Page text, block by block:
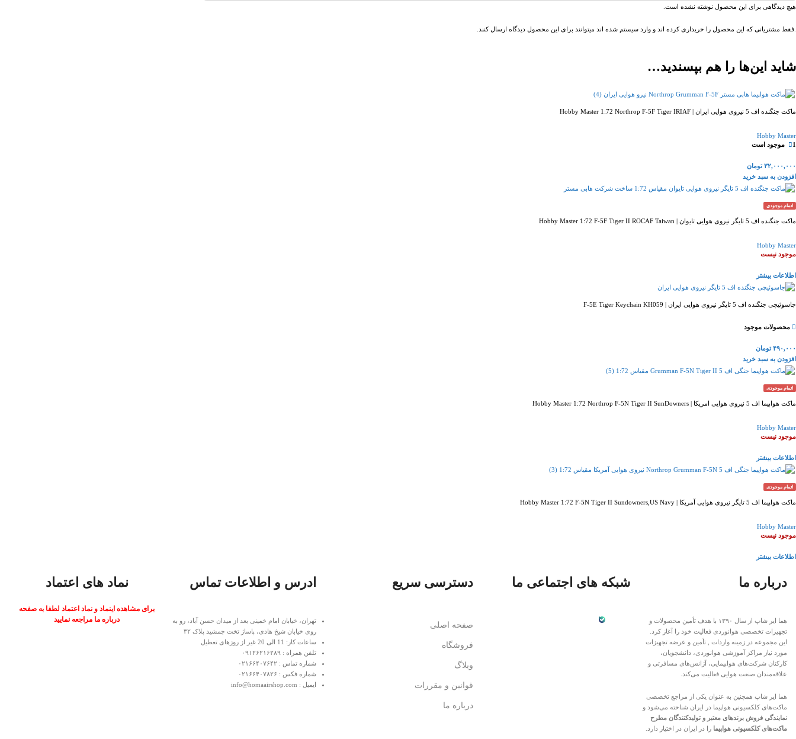
هیچ دیدگاهی برای این محصول نوشته نشده است.
.فقط مشتریانی که این محصول را خریداری کرده اند و وارد سیستم شده اند میتوانند برای این محصول دیدگاه ارسال کنند.
شاید این‌ها را هم بپسندید…
ماکت جنگنده اف 5 نیروی هوایی ایران | Hobby Master 1:72 Northrop F-5F Tiger IRIAF
Hobby Master
1 موجود است
۳۲,۰۰۰,۰۰۰ تومان
افزودن به سبد خرید
اتمام موجودی
ماکت جنگنده اف 5 تایگر نیروی هوایی تایوان | Hobby Master 1:72 F-5F Tiger II ROCAF Taiwan
Hobby Master
موجود نیست
اطلاعات بیشتر
جاسوئیچی جنگنده اف 5 تایگر نیروی هوایی ایران | F-5E Tiger Keychain KH059
محصولات موجود
۴۹۰,۰۰۰ تومان
افزودن به سبد خرید
اتمام موجودی
ماکت هواپیما اف 5 نیروی هوایی امریکا | Hobby Master 1:72 Northrop F-5N Tiger II SunDowners
Hobby Master
موجود نیست
اطلاعات بیشتر
اتمام موجودی
ماکت هواپیما اف 5 تایگر نیروی هوایی آمریکا | Hobby Master 1:72 F-5N Tiger II Sundowners,US Navy
Hobby Master
موجود نیست
اطلاعات بیشتر
درباره ما
هما ایر شاپ از سال ۱۳۹۰ با هدف تأمین محصولات و
تجهیزات تخصصی هوانوردی فعالیت خود را آغاز کرد.
این مجموعه در زمینه واردات , تأمین و عرضه تجهیزات
مورد نیاز مراکز آموزشی هوانوردی، دانشجویان،
کارکنان شرکت‌های هواپیمایی، آژانس‌های مسافرتی و
علاقه‌مندان صنعت هوایی فعالیت می‌کند.
هما ایر شاپ همچنین به عنوان یکی از مراجع تخصصی
ماکت‌های کلکسیونی هواپیما در ایران شناخته می‌شود و
نمایندگی فروش برندهای معتبر و تولیدکنندگان مطرح
ماکت‌های کلکسیونی هواپیما را در ایران در اختیار دارد.
شبکه های اجتماعی ما دسترسی سریع
صفحه اصلی
فروشگاه
وبلاگ
قوانین و مقررات
درباره ما
ادرس و اطلاعات تماس
تهران، خیابان امام خمینی بعد از میدان حسن آباد، رو به
روی خیابان شیخ هادی، پاساژ تخت جمشید پلاک ۳۲
ساعات کار: 11 الی 20 غیر از روزهای تعطیل
تلفن همراه : ۰۹۱۲۶۲۱۶۲۸۹
شماره تماس : ۰۲۱۶۶۴۰۷۶۴۲
شماره فکس : ۰۲۱۶۶۴۰۷۸۲۶
ایمیل : info@homaairshop.com
نماد های اعتماد
برای مشاهده اینماد و نماد اعتماد لطفا به صفحه
درباره ما مراجعه نمایید